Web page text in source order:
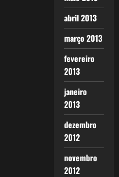
abril 2013
março 2013
fevereiro
2013
janeiro
2013
dezembro
2012
novembro
2012